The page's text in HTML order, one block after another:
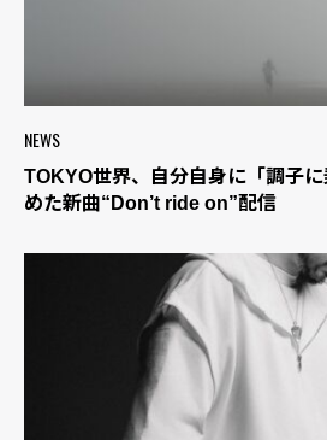
NEWS
TOKYO世界、自分自身に「調子
めた新曲“Don’t ride on”配信